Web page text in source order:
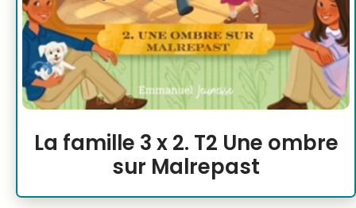
La famille 3 x 2. T2 Une ombre
sur Malrepast